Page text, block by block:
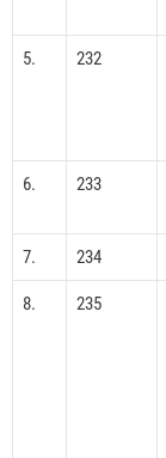
5. 232
6. 233
7. 234
8. 235